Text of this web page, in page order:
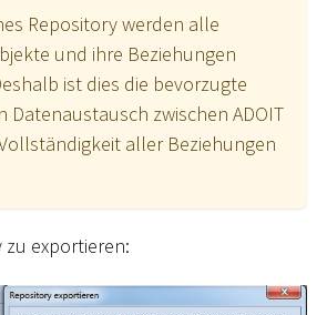
Repository werden alle
und ihre Beziehungen
ist dies die bevorzugte
Datenaustausch zwischen ADOIT
aller Beziehungen
zu exportieren: